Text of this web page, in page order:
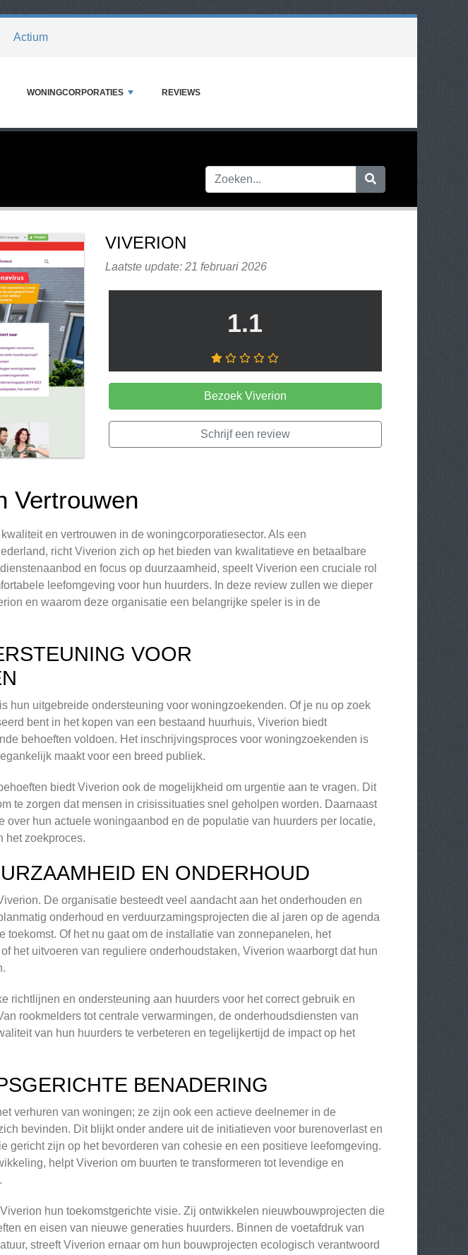
Actium
WONINGCORPORATIES REVIEWS
VIVERION
Laatste update: 21 februari 2026
1.1
Bezoek Viverion
Schrijf een review
Vertrouwen
en vertrouwen in de woningcorporatiesector. Als een
richt Viverion zich op het bieden van kwalitatieve en betaalbare
en focus op duurzaamheid, speelt Viverion een cruciale rol
leefomgeving voor hun huurders. In deze review zullen we dieper
en waarom deze organisatie een belangrijke speler is in de
VOOR
hun uitgebreide ondersteuning voor woningzoekenden. Of je nu op zoek
bent in het kopen van een bestaand huurhuis, Viverion biedt
behoeften voldoen. Het inschrijvingsproces voor woningzoekenden is
maakt voor een breed publiek.
biedt Viverion ook de mogelijkheid om urgentie aan te vragen. Dit
te zorgen dat mensen in crisissituaties snel geholpen worden. Daarnaast
over hun actuele woningaanbod en de populatie van huurders per locatie,
het zoekproces.
EN ONDERHOUD
De organisatie besteedt veel aandacht aan het onderhouden en
onderhoud en verduurzamingsprojecten die al jaren op de agenda
toekomst. Of het nu gaat om de installatie van zonnepanelen, het
het uitvoeren van reguliere onderhoudstaken, Viverion waarborgt dat hun
richtlijnen en ondersteuning aan huurders voor het correct gebruik en
rookmelders tot centrale verwarmingen, de onderhoudsdiensten van
van hun huurders te verbeteren en tegelijkertijd de impact op het
BENADERING
verhuren van woningen; ze zijn ook een actieve deelnemer in de
bevinden. Dit blijkt onder andere uit de initiatieven voor burenoverlast en
gericht zijn op het bevorderen van cohesie en een positieve leefomgeving.
helpt Viverion om buurten te transformeren tot levendige en
hun toekomstgerichte visie. Zij ontwikkelen nieuwbouwprojecten die
en eisen van nieuwe generaties huurders. Binnen de voetafdruk van
streeft Viverion ernaar om hun bouwprojecten ecologisch verantwoord